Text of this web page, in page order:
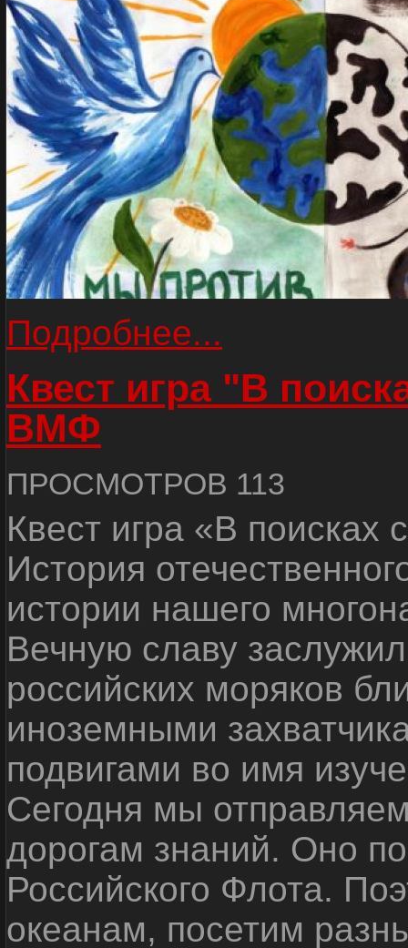
Подробнее...
Квест игра "В
ВМФ
ПРОСМОТРОВ 113
Квест игра «В
История
истории нашего
Вечную славу
российских моряков
иноземными
подвигами во имя
Сегодня мы
дорогам знаний. Оно
Российского Флота.
океанам, посетим